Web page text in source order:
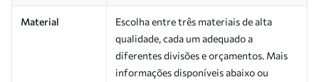
Material
Escolha entre três materiais de alta
qualidade, cada um adequado a
diferentes divisões e orçamentos. Mais
informações disponíveis abaixo ou